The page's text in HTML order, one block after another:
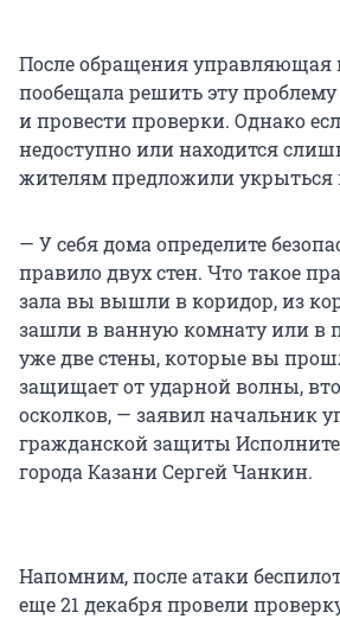
После обращения управляющая
пообещала решить эту
и провести проверки. Однако
недоступно или находится
жителям предложили укрыться
— У себя дома определите
правило двух стен. Что такое
зала вы вышли в коридор, из
зашли в ванную комнату или в
уже две стены, которые вы
защищает от ударной волны,
осколков, — заявил начальник
гражданской защиты
города Казани Сергей Чанкин.
Напомним, после атаки
еще 21 декабря провели